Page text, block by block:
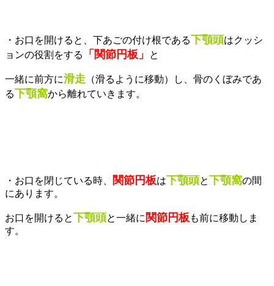
・お口を開けると、下あごの付け根である下顎頭はクッシ
ョンの役割をする
「関節円板」 と
一緒に前方に滑走 （滑るように移動）し、骨のくぼみであ
る下顎窩から離れていきます。
・お口を閉じている時、 関節円板は下顎頭と下顎窩の間
にあります。
お口を開けると下顎頭と一緒に 関節円板 も前に移動しま
す。